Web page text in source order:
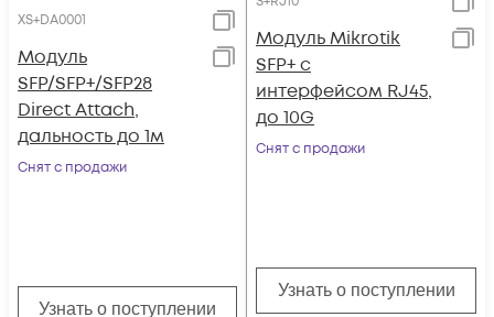
XS+DA0001
Модуль
SFP/SFP+/SFP28
Direct Attach,
дальность до 1м
Снят с продажи
Узнать о поступлении
Модуль Mikrotik
SFP+ с
интерфейсом RJ45,
до 10G
Снят с продажи
Узнать о поступлении